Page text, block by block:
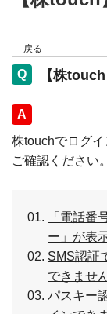
戻る
【株
回答
株touchでログ
ご確認ください。
「電話番
ー」が表
SMS認証
できませ
パスキー